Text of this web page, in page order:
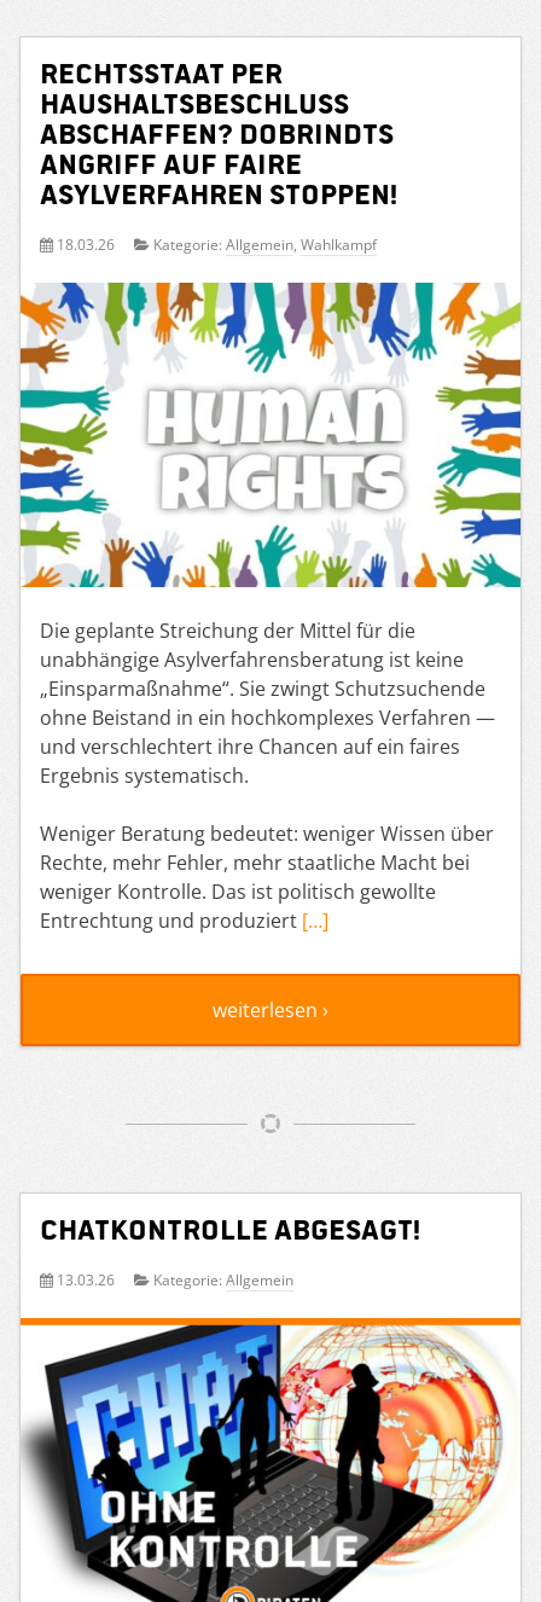
Rechtsstaat per
Haushaltsbeschluss
abschaffen? Dobrindts
Angriff auf faire
Asylverfahren stoppen!
18.03.26 Kategorie: Allgemein, Wahlkampf
Die geplante Streichung der Mittel für die
unabhängige Asylverfahrensberatung ist keine
„Einsparmaßnahme“. Sie zwingt Schutzsuchende
ohne Beistand in ein hochkomplexes Verfahren —
und verschlechtert ihre Chancen auf ein faires
Ergebnis systematisch.
Weniger Beratung bedeutet: weniger Wissen über
Rechte, mehr Fehler, mehr staatliche Macht bei
weniger Kontrolle. Das ist politisch gewollte
Entrechtung und produziert […]
weiterlesen ›
Chatkontrolle abgesagt!
13.03.26 Kategorie: Allgemein